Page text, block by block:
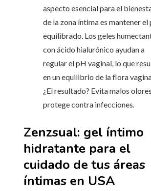
aspecto esencial para el
de la zona íntima es mantener el
equilibrado. Los geles
con ácido hialurónico ayudan a
regular el pH vaginal, lo que
en un equilibrio de la flora
¿El resultado? Evita malos
protege contra infecciones.
Zenzsual: gel íntimo
hidratante para el
cuidado de tus áreas
íntimas en USA